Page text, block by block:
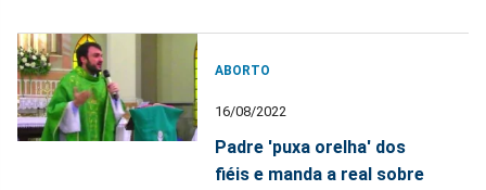
ABORTO
16/08/2022
Padre 'puxa orelha' dos
fiéis e manda a real sobre